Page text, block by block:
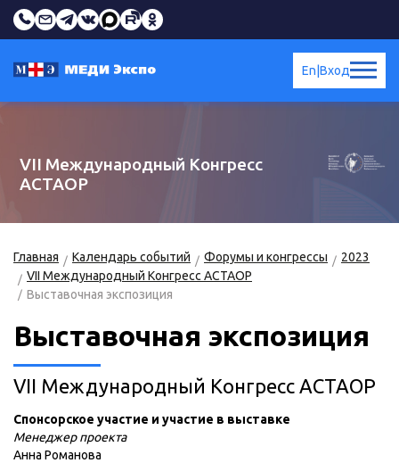
Вход
En
VII Международный Конгресс
АСТАОР
Главная Календарь событий Форумы и конгрессы
2023
VII Международный Конгресс АСТАОР
Выставочная экспозиция
Выставочная экспозиция
VII Международный Конгресс АСТАОР
Спонсорское участие и участие в выставке
Менеджер проекта
Анна Романова